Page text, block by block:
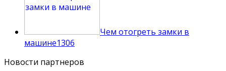
Чем отогреть замки в
машине1306
Новости партнеров